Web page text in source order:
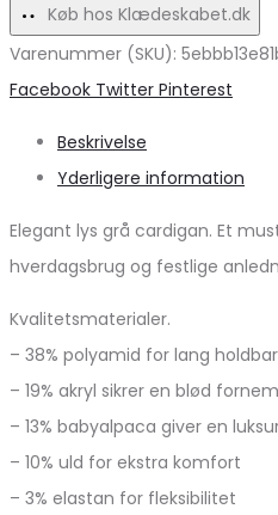
Køb hos Klædeskabet.dk
Varenummer (SKU):
Share
Facebook Twitter Pinterest
Beskrivelse
Yderligere information
Elegant lys grå cardigan. Et
hverdagsbrug og festlige
Kvalitetsmaterialer.
– 38% polyamid for lang
– 19% akryl sikrer en blød
– 13% babyalpaca giver en
– 10% uld for ekstra komfort
– 3% elastan for fleksibilitet